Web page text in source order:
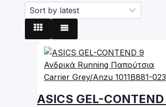
ASICS GEL-